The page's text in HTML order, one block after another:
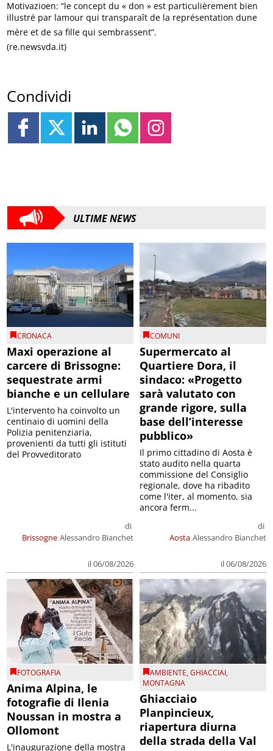
Motivazioen: “le concept du « don » est particulièrement bien
illustré par lamour qui transparaît de la représentation dune
mère et de sa fille qui sembrassent”.
(re.newsvda.it)
Condividi
ULTIME NEWS
CRONACA
Maxi operazione al
carcere di Brissogne:
sequestrate armi
bianche e un cellulare
Brissogne
di
Alessandro Bianchet
il 06/08/2026
L'intervento ha coinvolto un
centinaio di uomini della
Polizia penitenziaria,
provenienti da tutti gli istituti
del Provveditorato
COMUNI
Supermercato al
Quartiere Dora, il
sindaco: «Progetto
sarà valutato con
grande rigore, sulla
base dell’interesse
pubblico»
Aosta
di
Alessandro Bianchet
il 06/08/2026
Il primo cittadino di Aosta è
stato audito nella quarta
commissione del Consiglio
regionale, dove ha ribadito
come l'iter, al momento, sia
ancora ferm...
FOTOGRAFIA
Anima Alpina, le
fotografie di Ilenia
Noussan in mostra a
Ollomont
L'inaugurazione della mostra
AMBIENTE,GHIACCIAI,
MONTAGNA
Ghiacciaio
Planpincieux,
riapertura diurna
della strada della Val